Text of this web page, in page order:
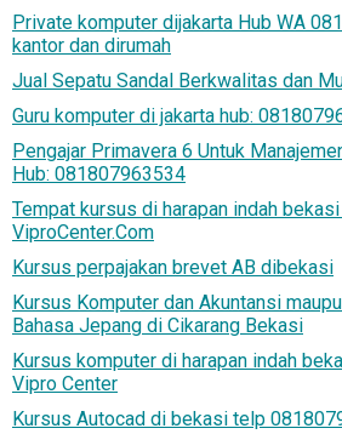
Private komputer dijakarta Hub WA
kantor dan dirumah
Jual Sepatu Sandal Berkwalitas dan
Guru komputer di jakarta hub:
Pengajar Primavera 6 Untuk
Hub: 081807963534
Tempat kursus di harapan indah
ViproCenter.Com
Kursus perpajakan brevet AB dibekasi
Kursus Komputer dan Akuntansi
Bahasa Jepang di Cikarang Bekasi
Kursus komputer di harapan indah
Vipro Center
Kursus Autocad di bekasi telp